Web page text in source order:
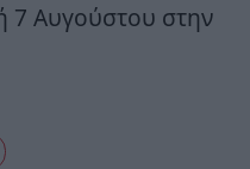
7 Αυγούστου στην